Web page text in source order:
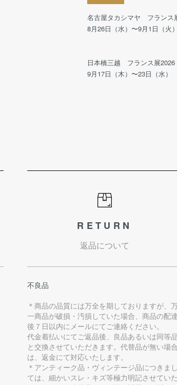
名古屋タカシマヤ フランス
8月26日（水）〜9月1日（火）
日本橋三越 フランス展2026
9月17日（木）〜23日（水）
RETURN
返品について
不良品
＊商品の品質には万全を期しておりますが、万
一商品が破損・汚損していた場合、商品の配達
後７日以内にメールにてご連絡ください。
代金着払いにてご返品後、良品あるいは同等品
と交換させていただきます。代替品が無い場合
は、返金にて対応いたします。
＊アンティーク品・ヴィンテージ品につきまし
ては、細かいスレ・キズ等極力明記させていた